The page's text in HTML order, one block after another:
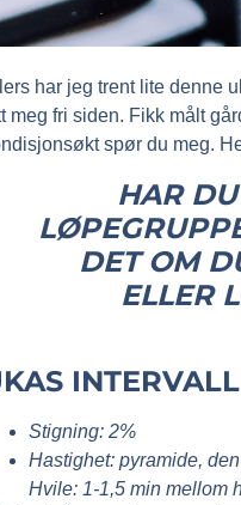
har jeg trent lite denne
meg fri siden. Fikk målt
spør du meg.
HAR
DET OM
ELLER
INTERVALL
Stigning: 2%
Hastighet: pyramide,
Hvile: 1-1,5 min mellom